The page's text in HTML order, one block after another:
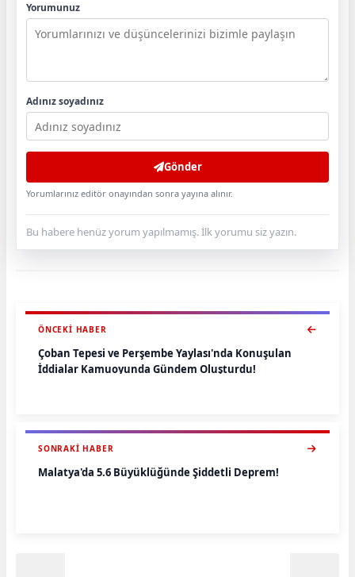
Yorumunuz
Adınız soyadınız
Gönder
Yorumlarınız editör onayından sonra yayına alınır.
Bu habere henüz yorum yapılmamış. İlk yorumu siz yazın.
ÖNCEKI HABER
Çoban Tepesi ve Perşembe Yaylası'nda Konuşulan
İddialar Kamuoyunda Gündem Oluşturdu!
SONRAKI HABER
Malatya'da 5.6 Büyüklüğünde Şiddetli Deprem!